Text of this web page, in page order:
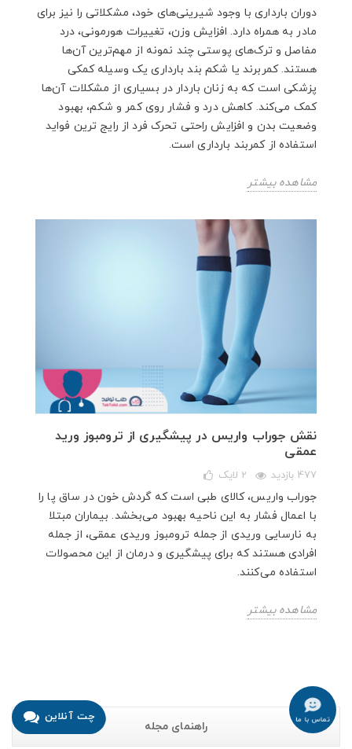
دوران بارداری با وجود شیرینی‌های خود، مشکلاتی را نیز برای
مادر به همراه دارد. افزایش وزن، تغییرات هورمونی، درد
مفاصل و ترک‌های پوستی چند نمونه از مهم‌ترین آن‌ها
هستند. کمربرند یا شکم بند بارداری یک وسیله کمکی
پزشکی است که به زنان باردار در بسیاری از مشکلات آن‌ها
کمک می‌کند. کاهش درد و فشار روی کمر و شکم، بهبود
وضعیت بدن و افزایش راحتی تحرک فرد از رایج‌ ترین فواید
استفاده از کمربند بارداری است.
مشاهده بیشتر
نقش جوراب واریس در پیشگیری از ترومبوز ورید
عمقی
477 بازدید 2 لایک
جوراب واریس، کالای طبی است که گردش خون در ساق پا را
با اعمال فشار به این ناحیه بهبود می‌بخشد. بیماران مبتلا
به نارسایی وریدی از جمله ترومبوز وریدی عمقی، از جمله
افرادی هستند که برای پیشگیری و درمان از این محصولات
استفاده می‌کنند.
مشاهده بیشتر
راهنمای مجله تماس با ما چت آنلاین